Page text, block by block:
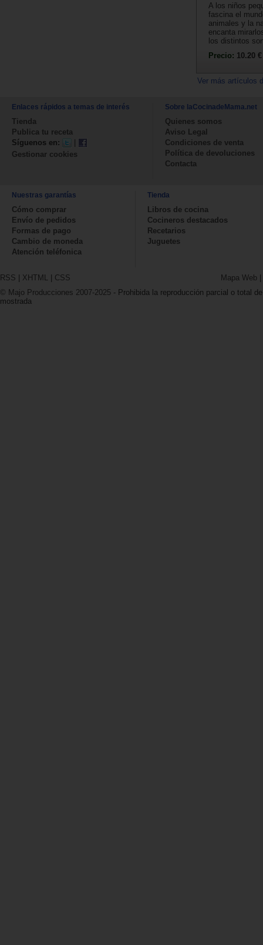
A los niños
fascina el
animales y la
encanta
los distintos
Precio: 10.20 €
Ver más artículos
Enlaces rápidos a temas de interés
Tienda
Publica tu receta
Síguenos en:
|
Gestionar cookies
Sobre laCocinadeMama.net
Quienes somos
Aviso Legal
Condiciones de venta
Política de devoluciones
Contacta
Nuestras garantías
Cómo comprar
Envío de pedidos
Formas de pago
Cambio de moneda
Atención teléfonica
Tienda
Libros de cocina
Cocineros destacados
Recetarios
Juguetes
RSS | XHTML | CSS Mapa Web |
© Majo Producciones 2007-2025 - Prohibida la reproducción parcial o total
mostrada